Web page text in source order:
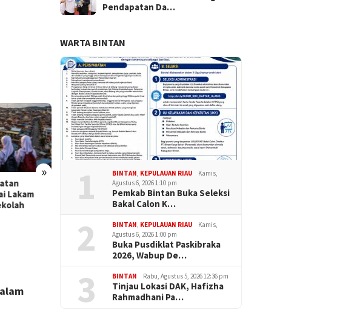
»
Lakam
Ziarah ke TMP Pusara Bhakti,
Kodim 0317/TBK Teguhkan
Semangat Pengabdian di
Paskibraka Karimun 2026,
Pendapatan Da…
WARTA BINTAN
1 BINTAN KEPULAUAN RIAU
Kamis,
Agustus 6, 2026 1:10 pm
Pemkab Bintan Buka Seleksi
Bakal Calon K…
2 BINTAN KEPULAUAN RIAU
Kamis,
Agustus 6, 2026 1:00 pm
Buka Pusdiklat Paskibraka
2026, Wabup De…
3 BINTAN Rabu, Agustus 5, 2026 12:36 pm
Tinjau Lokasi DAK, Hafizha
Rahmadhani Pa…